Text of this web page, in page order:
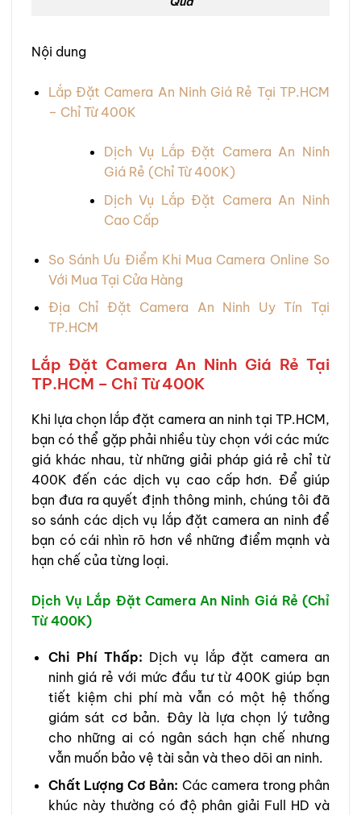
Nội dung
Lắp Đặt Camera An Ninh Giá Rẻ Tại TP.HCM
– Chỉ Từ 400K
Dịch Vụ Lắp Đặt Camera An Ninh
Giá Rẻ (Chỉ Từ 400K)
Dịch Vụ Lắp Đặt Camera An Ninh
Cao Cấp
So Sánh Ưu Điểm Khi Mua Camera Online So
Với Mua Tại Cửa Hàng
Địa Chỉ Đặt Camera An Ninh Uy Tín Tại
TP.HCM
Lắp Đặt Camera An Ninh Giá Rẻ Tại
TP.HCM – Chỉ Từ 400K
Khi lựa chọn lắp đặt camera an ninh tại TP.HCM,
bạn có thể gặp phải nhiều tùy chọn với các mức
giá khác nhau, từ những giải pháp giá rẻ chỉ từ
400K đến các dịch vụ cao cấp hơn. Để giúp
bạn đưa ra quyết định thông minh, chúng tôi đã
so sánh các dịch vụ lắp đặt camera an ninh để
bạn có cái nhìn rõ hơn về những điểm mạnh và
hạn chế của từng loại.
Dịch Vụ Lắp Đặt Camera An Ninh Giá Rẻ (Chỉ
Từ 400K)
Chi Phí Thấp: Dịch vụ lắp đặt camera an
ninh giá rẻ với mức đầu tư từ 400K giúp bạn
tiết kiệm chi phí mà vẫn có một hệ thống
giám sát cơ bản. Đây là lựa chọn lý tưởng
cho những ai có ngân sách hạn chế nhưng
vẫn muốn bảo vệ tài sản và theo dõi an ninh.
Chất Lượng Cơ Bản: Các camera trong phân
khúc này thường có độ phân giải Full HD và